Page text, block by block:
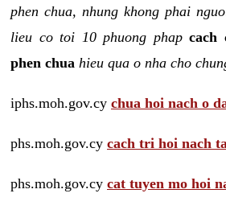
phen chua, nhung khong phai
lieu co toi 10 phuong phap cach
phen chua hieu qua o nha cho
iphs.moh.gov.cy chua hoi nach o
phs.moh.gov.cy cach tri hoi nach
phs.moh.gov.cy cat tuyen mo hoi